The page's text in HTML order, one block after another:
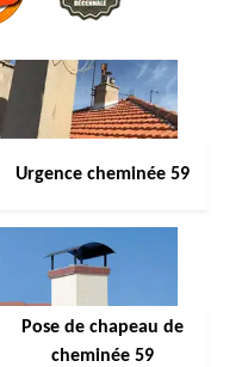
Urgence cheminée 59
Pose de chapeau de
cheminée 59